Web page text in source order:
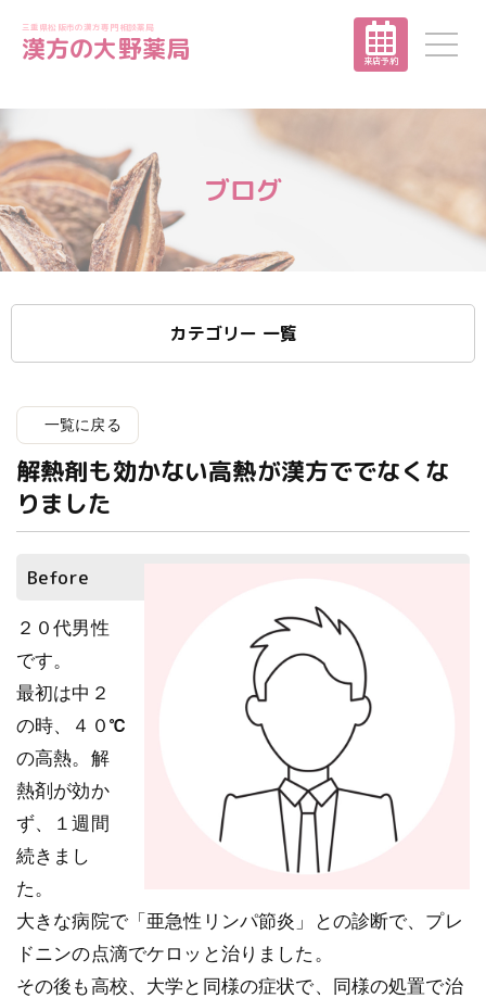
三重県松阪市の漢方専門相談薬局
漢方の大野薬局 来店予約
ブログ
カテゴリー 一覧
一覧に戻る
解熱剤も効かない高熱が漢方ででなくな
りました
Before
２０代男性
です。
最初は中２
の時、４０℃
の高熱。解
熱剤が効か
ず、１週間
続きまし
た。
大きな病院で「亜急性リンパ節炎」との診断で、プレ
ドニンの点滴でケロッと治りました。
その後も高校、大学と同様の症状で、同様の処置で治